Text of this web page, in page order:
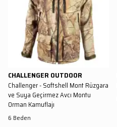
CHALLENGER OUTDOOR
Challenger - Softshell Mont Rüzgara
ve Suya Geçirmez Avcı Montu
Orman Kamuflajı
6 Beden